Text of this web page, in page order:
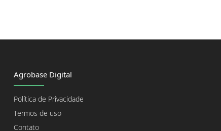
Agrobase Digital
Política de Privacidade
Termos de uso
Contato